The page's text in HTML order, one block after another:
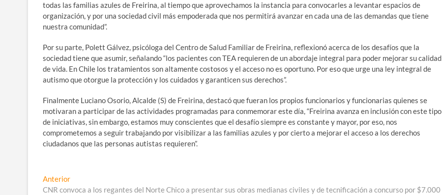
todas las familias azules de Freirina, al tiempo que aprovechamos la instancia para convocarles a levantar espacios de
organización, y por una sociedad civil más empoderada que nos permitirá avanzar en cada una de las demandas que tiene
nuestra comunidad”.
Por su parte, Polett Gálvez, psicóloga del Centro de Salud Familiar de Freirina, reflexionó acerca de los desafíos que la
sociedad tiene que asumir, señalando “los pacientes con TEA requieren de un abordaje integral para poder mejorar su calidad
de vida. En Chile los tratamientos son altamente costosos y el acceso no es oportuno. Por eso que urge una ley integral de
autismo que otorgue la protección y los cuidados y garanticen sus derechos”.
Finalmente Luciano Osorio, Alcalde (S) de Freirina, destacó que fueran los propios funcionarios y funcionarias quienes se
motivaran a participar de las actividades programadas para conmemorar este día, “Freirina avanza en inclusión con este tipo
de iniciativas, sin embargo, estamos muy conscientes que el desafío siempre es constante y mayor, por eso, nos
comprometemos a seguir trabajando por visibilizar a las familias azules y por cierto a mejorar el acceso a los derechos
ciudadanos que las personas autistas requieren”.
Navegación
AnteriorEntrada
anterior:
CNR convoca a los regantes del Norte Chico a presentar sus obras medianas civiles y de tecnificación a concurso por $7.000